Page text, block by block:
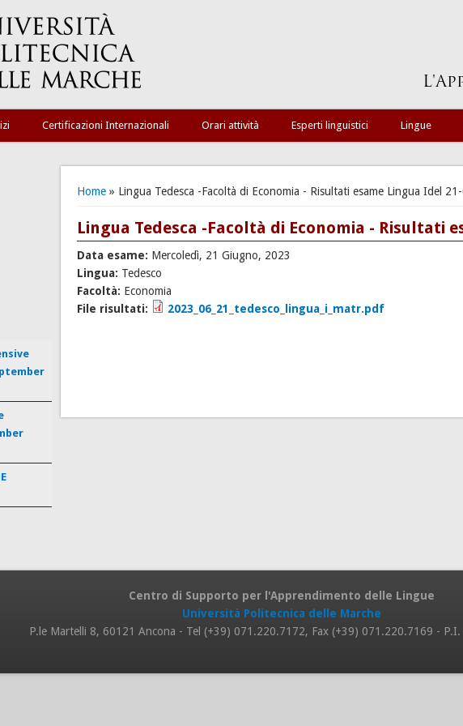
Certificazioni Internazionali Orari attività Esperti linguistici Lingue
Tu sei qui
Home» Lingua Tedesca -Facoltà di Economia - Risultati esame Lingua Idel
Lingua Tedesca -Facoltà di Economia - Risultati
Data esame: Mercoledì, 21 Giugno, 2023
Lingua: Tedesco
Facoltà: Economia
File risultati:
2023_06_21_tedesco_lingua_i_matr.pdf
site
Centro di Supporto per l'Apprendimento delle Lingue
Università Politecnica delle Marche
P.le Martelli 8, 60121 Ancona - Tel (+39) 071.220.7172, Fax (+39) 071.220.7169 -